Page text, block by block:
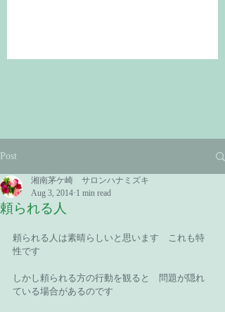
Post
頼られる人
湘南茅ケ崎 サロンハナミズキ
Aug 3, 2014 1 min read
頼られる人は素晴らしいと思います　これも特
性です
しかし頼られる方の行動を観ると　問題が隠れ
ている場合があるのです